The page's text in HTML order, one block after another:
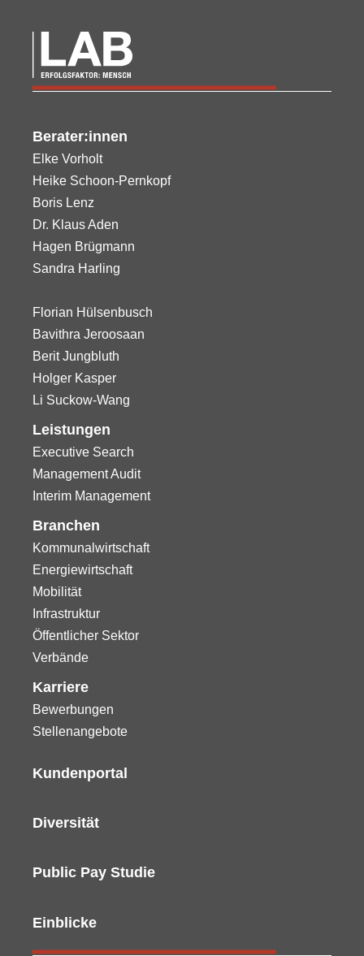
Berater:innen
Elke Vorholt
Heike Schoon-Pernkopf
Boris Lenz
Dr. Klaus Aden
Hagen Brügmann
Sandra Harling
Florian Hülsenbusch
Bavithra Jeroosaan
Berit Jungbluth
Holger Kasper
Li Suckow-Wang
Leistungen
Executive Search
Management Audit
Interim Management
Branchen
Kommunalwirtschaft
Energiewirtschaft
Mobilität
Infrastruktur
Öffentlicher Sektor
Verbände
Karriere
Bewerbungen
Stellenangebote
Kundenportal
Diversität
Public Pay Studie
Einblicke